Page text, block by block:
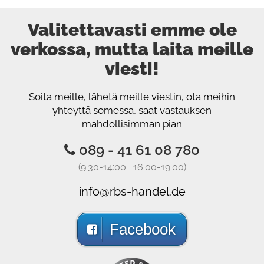
Valitettavasti emme ole
verkossa, mutta laita meille
viesti!
Soita meille, lähetä meille viestin, ota meihin
yhteyttä somessa, saat vastauksen
mahdollisimman pian
089 - 41 61 08 780
(9:30-14:00 16:00-19:00)
info@rbs-handel.de
Facebook